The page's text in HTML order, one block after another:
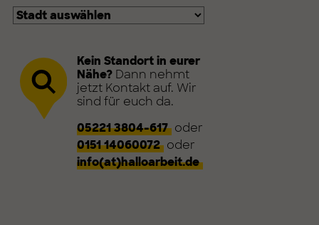
Kein Standort in eurer
Nähe?Dann nehmt
jetzt Kontakt auf. Wir
sind für euch da.
05221 3804-617 oder
0151 14060072 oder
info(at)halloarbeit.de